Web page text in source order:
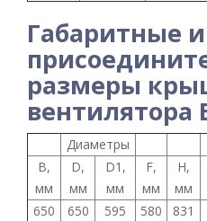
Габаритные и
размеры
Диаметры
B,
мм
D,
мм
D1,
мм
F,
мм
H,
мм
650
650 595 580 831